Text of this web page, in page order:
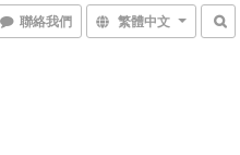
聯絡我們 繁體中文